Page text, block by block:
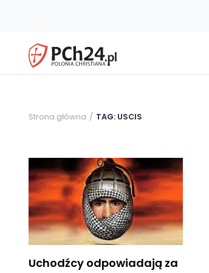
Strona główna TAG: USCIS
Uchodźcy odpowiadają za